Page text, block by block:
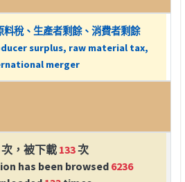
料稅、生產者剩餘、消費者剩餘
surplus, raw material tax,
merger
次，被下載 133次
has been browsed 6236